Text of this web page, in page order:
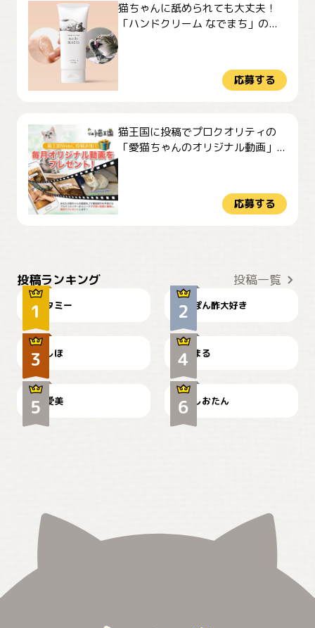
猫ちゃんに舐められても大丈夫！
「ハンドクリーム なでまち」の...
応募する
猫王国に投稿でプロクオリティの
「愛猫ちゃんのオリジナル動画」...
応募する
投稿ランキング 投稿一覧
タミー ぽん酢大好き
お弁当になりたいにゃ😽
しほ
🤦‍♀️
まる
かわいい毛玉つき
爱美
暑い日が続くにゃ
しおたん